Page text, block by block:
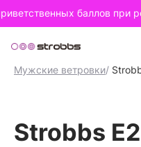
баллов при
Мужские ветровки/
Strobbs